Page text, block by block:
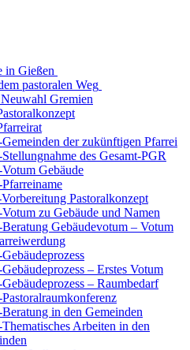
in Gießen
pastoralen Weg
Gremien
der zukünftigen Pfarrei
des Gesamt-PGR
Gebäude
Pastoralkonzept
zu Gebäude und Namen
Gebäudevotum – Votum
– Erstes Votum
– Raumbedarf
in den Gemeinden
Arbeiten in den